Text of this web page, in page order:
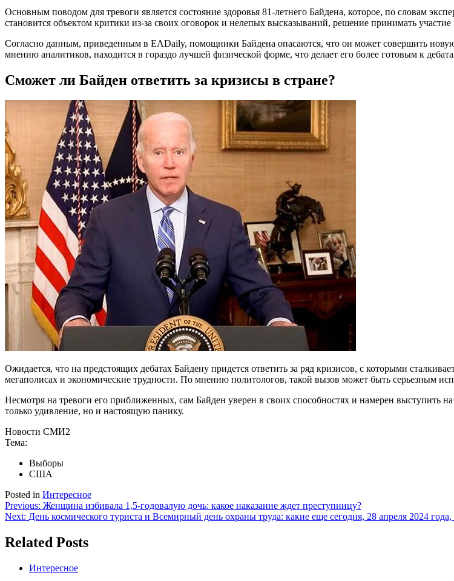
Основным поводом для тревоги является состояние здоровья 81-летнего Байдена, которое, по словам
становится объектом критики из-за своих оговорок и нелепых высказываний, решение принимать участие
Согласно данным, приведенным в EADaily, помощники Байдена опасаются, что он может совершить
мнению аналитиков, находится в гораздо лучшей физической форме, что делает его более готовым к
Сможет ли Байден ответить за кризисы в стране?
Ожидается, что на предстоящих дебатах Байдену придется ответить за ряд кризисов, с которыми
мегаполисах и экономические трудности. По мнению политологов, такой вызов может быть серьезным
Несмотря на тревоги его приближенных, сам Байден уверен в своих способностях и намерен выступить
только удивление, но и настоящую панику.
Новости СМИ2
Тема:
Выборы
США
Posted in Интересное
Навигация
по
записям
Previous: Женщина избивала 1,5-годовалую дочь: какое наказание ждет преступницу?
Next: День космического туриста и Всемирный день охраны труда: какие еще сегодня, 28 апреля 2024
Related Posts
Интересное